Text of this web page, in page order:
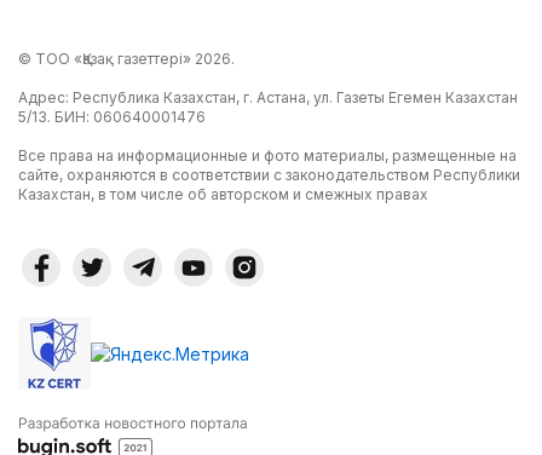
© ТОО «Қазақ газеттері» 2026.
Адрес: Республика Казахстан, г. Астана, ул. Газеты Егемен Казахстан
5/13. БИН: 060640001476
Все права на информационные и фото материалы, размещенные на
сайте, охраняются в соответствии с законодательством Республики
Казахстан, в том числе об авторском и смежных правах